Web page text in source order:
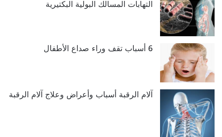
التهابات المسالك البولية البكتيرية
6 أسباب تقف وراء صداع الأطفال
آلام الرقبة أسباب وأعراض وعلاج آلام الرقبة